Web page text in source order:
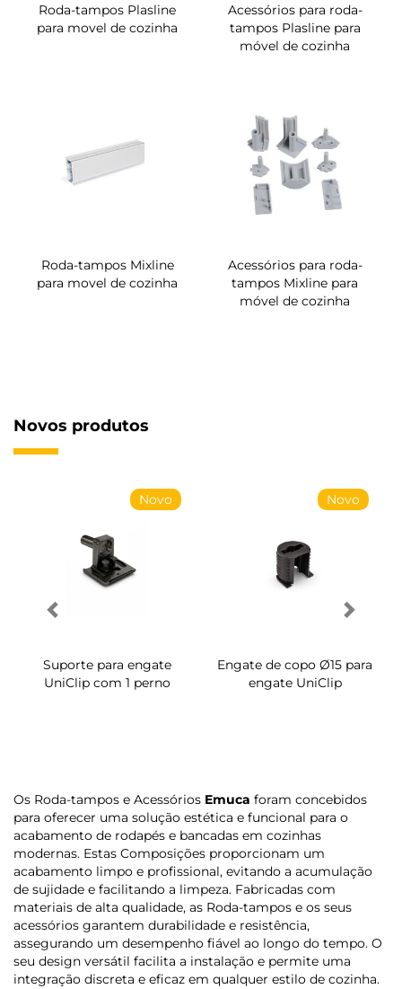
Roda-tampos Plasline
para movel de cozinha
Acessórios para roda-
tampos Plasline para
móvel de cozinha
Roda-tampos Mixline
para movel de cozinha
Acessórios para roda-
tampos Mixline para
móvel de cozinha
Novos produtos
Novo
Suporte para engate
UniClip com 1 perno
Novo
Engate de copo Ø15 para
engate UniClip
Os Roda-tampos e Acessórios Emuca foram concebidos
para oferecer uma solução estética e funcional para o
acabamento de rodapés e bancadas em cozinhas
modernas. Estas Composições proporcionam um
acabamento limpo e profissional, evitando a acumulação
de sujidade e facilitando a limpeza. Fabricadas com
materiais de alta qualidade, as Roda-tampos e os seus
acessórios garantem durabilidade e resistência,
assegurando um desempenho fiável ao longo do tempo. O
seu design versátil facilita a instalação e permite uma
integração discreta e eficaz em qualquer estilo de cozinha.